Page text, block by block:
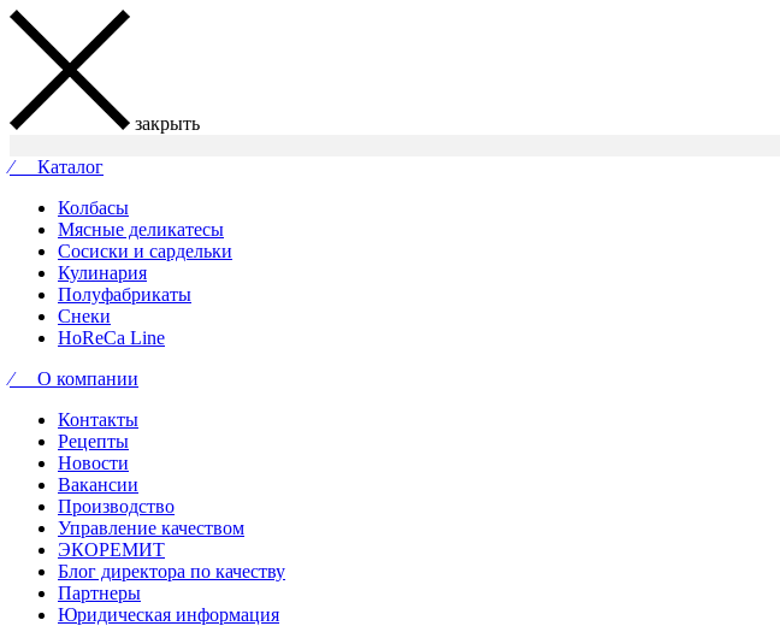
закрыть
⁄ Каталог
Колбасы
Мясные деликатесы
Сосиски и сардельки
Кулинария
Полуфабрикаты
Снеки
HoReCa Line
⁄ О компании
Контакты
Рецепты
Новости
Вакансии
Производство
Управление качеством
ЭКОРЕМИТ
Блог директора по качеству
Партнеры
Юридическая информация